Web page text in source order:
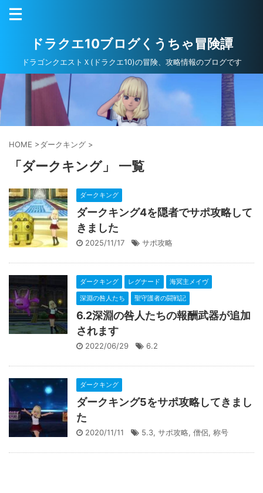
ドラクエ10ブログくうちゃ冒険譚
ドラゴンクエストＸ(ドラクエ10)の冒険、攻略情報のブログです
HOME >ダークキング >
「ダークキング」 一覧
ダークキング
ダークキング4を隠者でサポ攻略して
きました
2025/11/17 サポ攻略
ダークキング レグナード
海冥主メイヴ
深淵の咎人たち
聖守護者の闘戦記
6.2深淵の咎人たちの報酬武器が追加
されます
2022/06/29 6.2
ダークキング
ダークキング5をサポ攻略してきまし
た
2020/11/11 5.3, サポ攻略, 僧侶, 称号